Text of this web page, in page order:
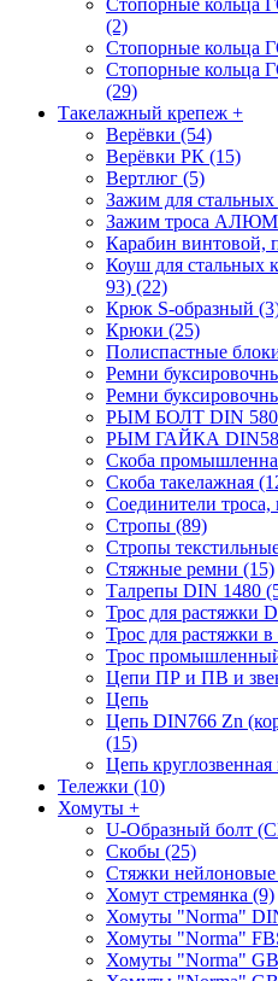
Стопорные кольца
(2)
Стопорные кольца
Стопорные кольца
(29)
Такелажный крепеж +
Верёвки (54)
Верёвки РК (15)
Вертлюг (5)
Зажим для
Зажим троса
Карабин винтовой,
Коуш для стальных
93) (22)
Крюк S-образный
Крюки (25)
Полиспастные
Ремни
Ремни
РЫМ БОЛТ DIN 580
РЫМ ГАЙКА
Скоба
Скоба такелажная
Соединители троса,
Стропы (89)
Стропы
Стяжные ремни (15)
Талрепы DIN 1480
Трос для растяжки
Трос для растяжки в
Трос
Цепи ПР и ПВ и
Цепь
Цепь DIN766 Zn
(15)
Цепь круглозвенная
Тележки (10)
Хомуты +
U-Образный болт
Скобы (25)
Стяжки нейлоновые
Хомут стремянка (9)
Хомуты "Norma"
Хомуты "Norma"
Хомуты "Norma"